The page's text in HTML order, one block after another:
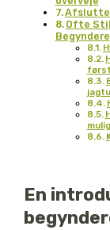
Ofte
Begyndere
En